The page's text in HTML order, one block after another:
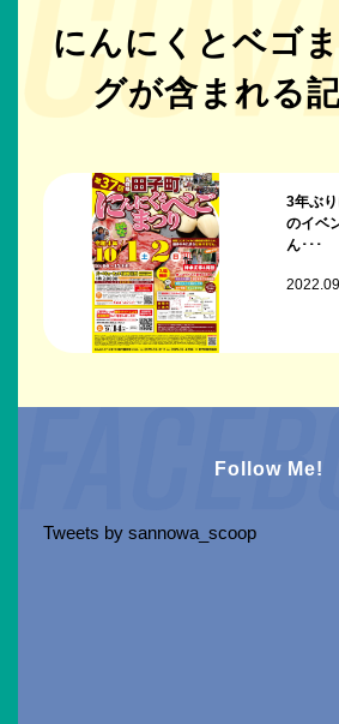
にんにくとベゴ
グが含まれる
3年ぶ
のイベ
ん･･･
Follow Me!
Tweets by sannowa_scoop